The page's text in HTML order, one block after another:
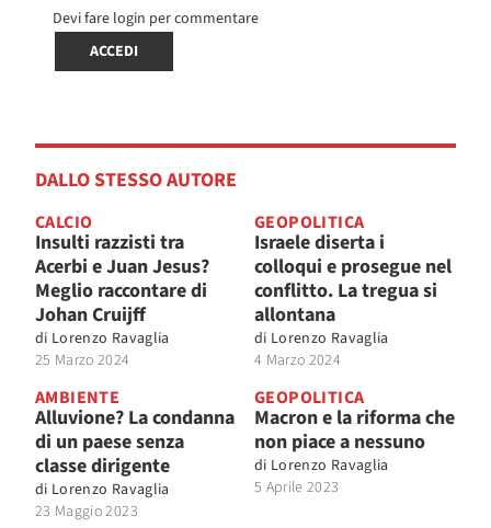
Devi fare login per commentare
ACCEDI
DALLO STESSO AUTORE
CALCIO
Insulti razzisti tra
Acerbi e Juan Jesus?
Meglio raccontare di
Johan Cruijff
di Lorenzo Ravaglia
25 Marzo 2024
GEOPOLITICA
Israele diserta i
colloqui e prosegue nel
conflitto. La tregua si
allontana
di Lorenzo Ravaglia
4 Marzo 2024
AMBIENTE
Alluvione? La condanna
di un paese senza
classe dirigente
di Lorenzo Ravaglia
23 Maggio 2023
GEOPOLITICA
Macron e la riforma che
non piace a nessuno
di Lorenzo Ravaglia
5 Aprile 2023